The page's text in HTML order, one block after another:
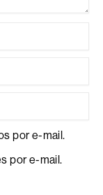
por e-mail.
por e-mail.